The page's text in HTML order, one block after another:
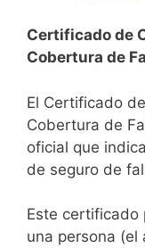
Certificado de
Cobertura de
El Certificado
Cobertura de
oficial que
de seguro de
Este certificado
una persona (el